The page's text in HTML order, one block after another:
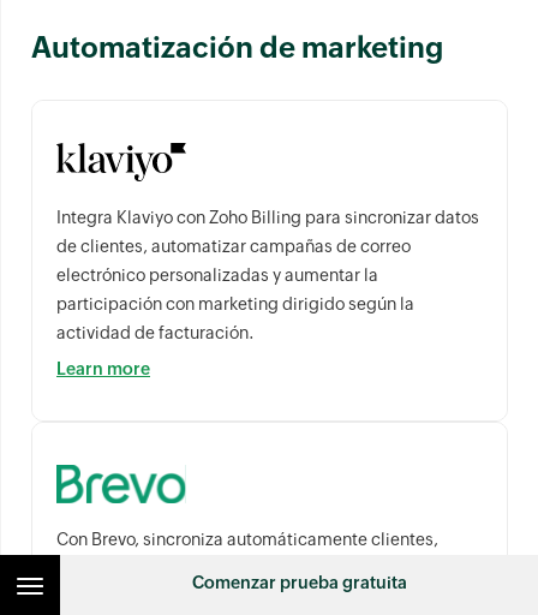
Comenzar prueba gratuita
Automatización de marketing
Integra Klaviyo con Zoho Billing para sincronizar datos
de clientes, automatizar campañas de correo
electrónico personalizadas y aumentar la
participación con marketing dirigido según la
actividad de facturación.
Learn more
Con Brevo, sincroniza automáticamente clientes,